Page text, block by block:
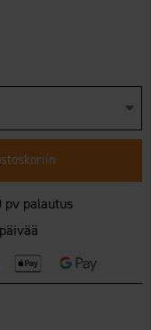
pv palautus